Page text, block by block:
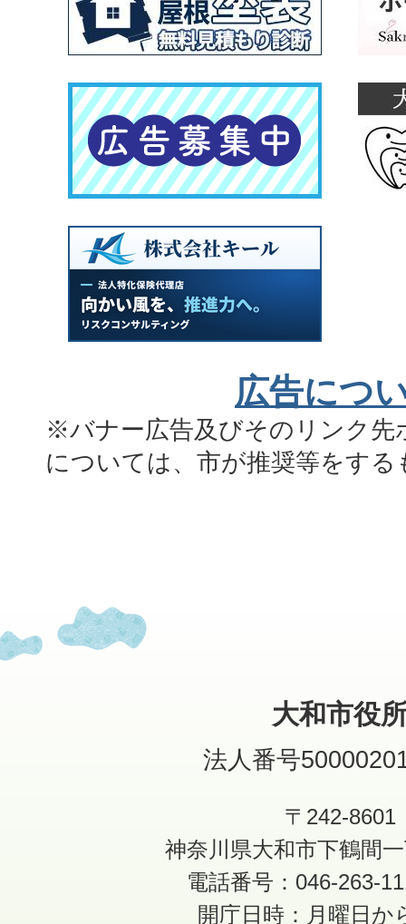
広告につ
※バナー広告及びそのリンク先
については、市が推奨等をす
大和市役
法人番号
〒242-8601
神奈川県大和市下鶴間
電話番号：046-263-
開庁日時：月曜日か